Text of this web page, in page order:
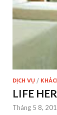
DỊCH VỤ /
LIFE
Tháng 5 8,